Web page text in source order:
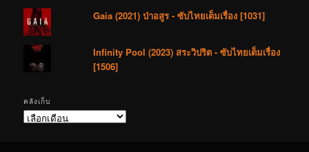
Gaia (2021) ป่าอสูร - ซับไทยเต็มเรื่อง [1031]
Infinity Pool (2023) สระวิปริต - ซับไทยเต็มเรื่อง
[1506]
คลังเก็บ
คลัง